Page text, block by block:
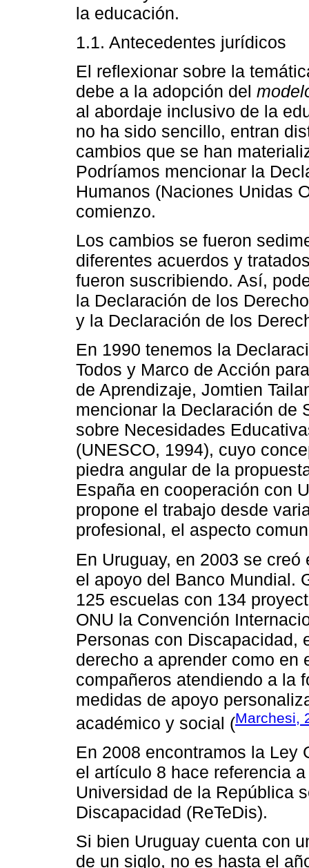
la educación.
1.1. Antecedentes jurídicos
El reflexionar sobre la
debe a la adopción del
al abordaje inclusivo de la
no ha sido sencillo, entran
cambios que se han
Podríamos mencionar la
Humanos (Naciones Unidas
comienzo.
Los cambios se fueron
diferentes acuerdos y
fueron suscribiendo. Así,
la Declaración de los
y la Declaración de los
En 1990 tenemos la
Todos y Marco de Acción
de Aprendizaje, Jomtien
mencionar la Declaración de
sobre Necesidades
(UNESCO, 1994), cuyo
piedra angular de la
España en cooperación con
propone el trabajo desde
profesional, el aspecto
En Uruguay, en 2003 se
el apoyo del Banco Mundial.
125 escuelas con 134
ONU la Convención
Personas con Discapacidad,
derecho a aprender como
compañeros atendiendo a la
medidas de apoyo
académico y social (Marchesi,
En 2008 encontramos la Ley
el artículo 8 hace referencia
Universidad de la República
Discapacidad (ReTeDis).
Si bien Uruguay cuenta con
de un siglo, no es hasta el